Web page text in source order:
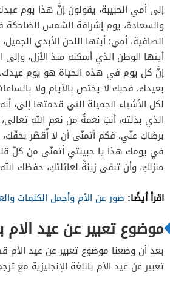
إلى أمي الحبيبة، يقولون إنَّ هذا يوم
والسعادة، يوم إشراقة الشمس
الصافية، أمي: أيتها اللحن الأبدي
أيتها الوطن الذي أسكنه منذ الأزل، وإلى
إنَّ كل يوم في هذه الحياة هو يوم عيدك،
بعيدك، فحبك لا يختص بالأيام ولا
لكل الأشياء الجميلة التي قدمتها إلى، أنه
الذي بذلته، أنتِ نعمةٌ من نعم الله
برضاكِ عنّي، فكم أتمنّى أن لا أُقصّر
في يومك هذا يا حبيبتي أتمنّى من كلّ
منزلكِ، وأن تبقى زينةً لعائلتكِ، حفظك
اقرأ أيضًا: صور عن الأم وأجمل الكلمات
موضوع تعبير عن عيد الام
بعد أن وضعنا موضوع تعبير عن عيد الأم
تعبير عن عيد الأم باللغة الإنجليزية مع